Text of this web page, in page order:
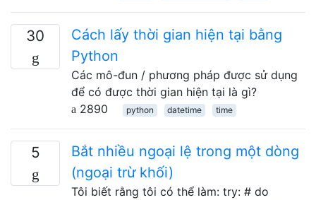
30
Cách lấy thời gian hiện tại bằng
Python
Các mô-đun / phương pháp được sử dụng
để có được thời gian hiện tại là gì?
2890
python datetime time
5
Bắt nhiều ngoại lệ trong một dòng
(ngoại trừ khối)
Tôi biết rằng tôi có thể làm: try: # do